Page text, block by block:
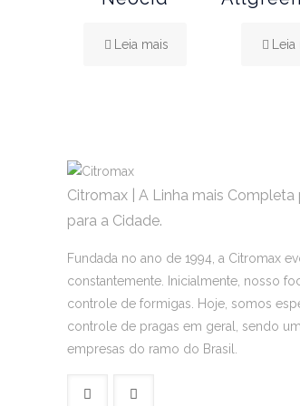
Leia mais
Citromax | A Linha mais Completa
para a Cidade.
Fundada no ano de 1994, a Citromax
constantemente. Inicialmente, nosso
controle de formigas. Hoje, somos
controle de pragas em geral, sendo
empresas do ramo do Brasil.